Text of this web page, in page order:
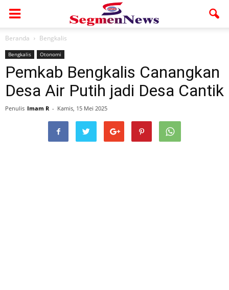
Beranda Bengkalis
Bengkalis Otonomi
Pemkab Bengkalis Canangkan
Desa Air Putih jadi Desa Cantik
Penulis Imam R - Kamis, 15 Mei 2025